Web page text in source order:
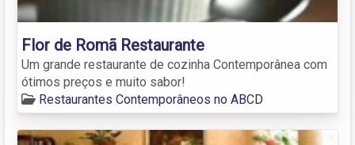
Flor de Romã Restaurante
Um grande restaurante de cozinha Contemporânea com
ótimos preços e muito sabor!
Restaurantes Contemporâneos no ABCD